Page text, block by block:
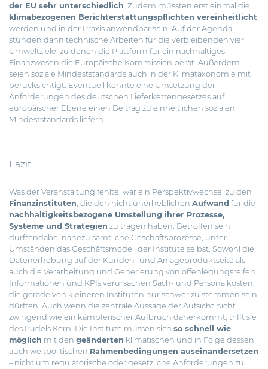
der EU sehr unterschiedlich. Zudem müssten erst einmal die
klimabezogenen Berichterstattungspflichten vereinheitlicht
werden und in der Praxis anwendbar sein. Auf der Agenda
stünden dann technische Arbeiten für die verbleibenden vier
Umweltziele, zu denen die Plattform für ein nachhaltiges
Finanzwesen die Europäische Kommission berät. Außerdem
seien soziale Mindeststandards auch in der Klimataxonomie mit
berücksichtigt. Eventuell könnte eine Umsetzung der
Anforderungen des deutschen Lieferkettengesetzes auf
europäischer Ebene einen Beitrag zu einheitlichen sozialen
Mindeststandards liefern.
Fazit
Was der Veranstaltung fehlte, war ein Perspektivwechsel zu den
Finanzinstituten, die den nicht unerheblichen Aufwand für die
nachhaltigkeitsbezogene Umstellung ihrer Prozesse,
Systeme und Strategien zu tragen haben. Betroffen sein
dürftendabei nahezu sämtliche Geschäftsprozesse, unter
Umständen das Geschäftsmodell der Institute selbst. Sowohl die
Datenerhebung auf der Kunden- und Anlageproduktseite als
auch die Verarbeitung und Generierung von offenlegungsreifen
Informationen und KPIs verursachen Sach- und Personalkosten,
die gerade von kleineren Instituten nur schwer zu stemmen sein
dürften. Auch wenn die zentrale Aussage der Aufsicht nicht
zwingend wie ein kämpferischer Aufbruch daherkommt, trifft sie
des Pudels Kern: Die Institute müssen sich so schnell wie
möglich mit den geänderten klimatischen und in Folge dessen
auch weltpolitischen Rahmenbedingungen auseinandersetzen
– nicht um regulatorische oder gesetzliche Anforderungen zu